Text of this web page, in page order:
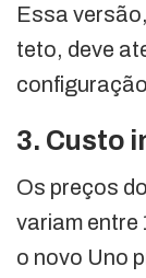
Essa
teto, deve
3. Custo
Os preços
variam entre
o novo Uno